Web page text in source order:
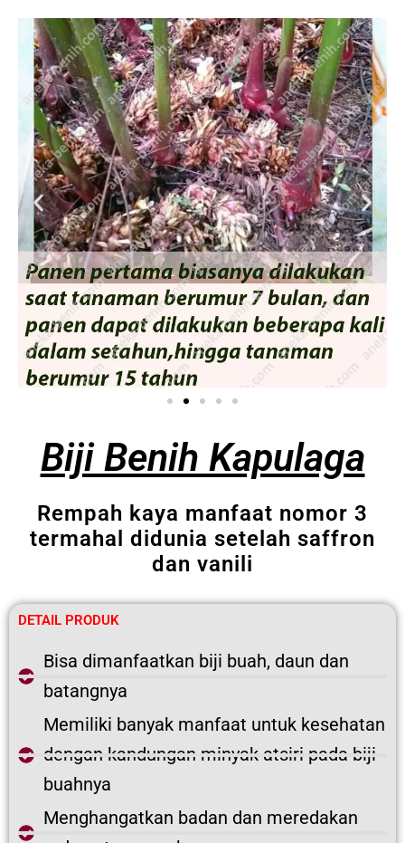
Biji Benih Kapulaga
Rempah kaya manfaat nomor 3
termahal didunia setelah saffron
dan vanili
DETAIL PRODUK
Bisa dimanfaatkan biji buah, daun dan
batangnya
Memiliki banyak manfaat untuk kesehatan
dengan kandungan minyak atsiri pada biji
buahnya
Menghangatkan badan dan meredakan